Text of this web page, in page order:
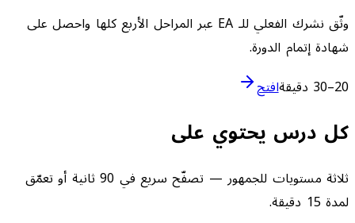
وثّق نشرك الفعلي للـ EA عبر المراحل الأربع كلها واحصل على
شهادة إتمام الدورة.
20–30 دقيقة
افتح
كل درس يحتوي على
ثلاثة مستويات للجمهور — تصفّح سريع في 90 ثانية أو تعمّق
لمدة 15 دقيقة.